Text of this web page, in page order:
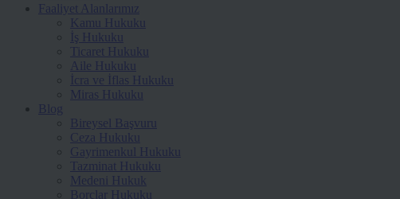
Faaliyet Alanlarımız
Kamu Hukuku
İş Hukuku
Ticaret Hukuku
Aile Hukuku
İcra ve İflas Hukuku
Miras Hukuku
Blog
Bireysel Başvuru
Ceza Hukuku
Gayrimenkul Hukuku
Tazminat Hukuku
Medeni Hukuk
Borçlar Hukuku